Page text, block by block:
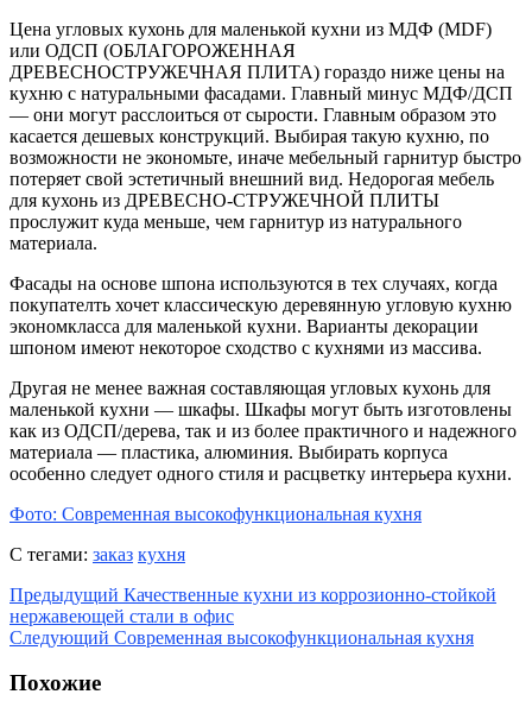
Цена угловых кухонь для маленькой кухни из МДФ (MDF)
или ОДСП (ОБЛАГОРОЖЕННАЯ
ДРЕВЕСНОСТРУЖЕЧНАЯ ПЛИТА) гораздо ниже цены на
кухню с натуральными фасадами. Главный минус МДФ/ДСП
— они могут расслоиться от сырости. Главным образом это
касается дешевых конструкций. Выбирая такую кухню, по
возможности не экономьте, иначе мебельный гарнитур быстро
потеряет свой эстетичный внешний вид. Недорогая мебель
для кухонь из ДРЕВЕСНО-СТРУЖЕЧНОЙ ПЛИТЫ
прослужит куда меньше, чем гарнитур из натурального
материала.
Фасады на основе шпона используются в тех случаях, когда
покупателть хочет классическую деревянную угловую кухню
экономкласса для маленькой кухни. Варианты декорации
шпоном имеют некоторое сходство с кухнями из массива.
Другая не менее важная составляющая угловых кухонь для
маленькой кухни — шкафы. Шкафы могут быть изготовлены
как из ОДСП/дерева, так и из более практичного и надежного
материала — пластика, алюминия. Выбирать корпуса
особенно следует одного стиля и расцветку интерьера кухни.
Фото: Современная высокофункциональная кухня
С тегами: заказ кухня
Предыдущий Качественные кухни из коррозионно-стойкой
нержавеющей стали в офис
Следующий Современная высокофункциональная кухня
Похожие